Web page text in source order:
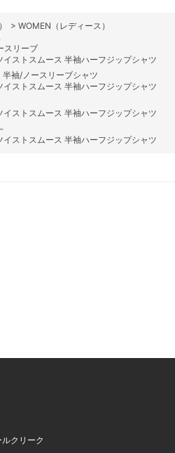
> WOMEN（レディース）
スリーブ
ストスムース 半袖ハーフジップシャツ
半袖/ノースリーブシャツ
ストスムース 半袖ハーフジップシャツ
ストスムース 半袖ハーフジップシャツ
ストスムース 半袖ハーフジップシャツ
ルクリーク